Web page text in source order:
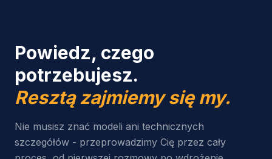
Powiedz, czego
potrzebujesz.
Resztą zajmiemy się my.
Nie musisz znać modeli ani technicznych
szczegółów - przeprowadzimy Cię przez cały